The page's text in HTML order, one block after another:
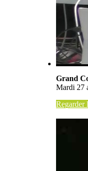
Grand
Mardi 27
Regarder